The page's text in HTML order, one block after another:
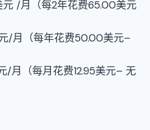
元 /月（每2年花费65.00美元
/月（每年花费50.00美元–
/月（每月花费12.95美元– 无